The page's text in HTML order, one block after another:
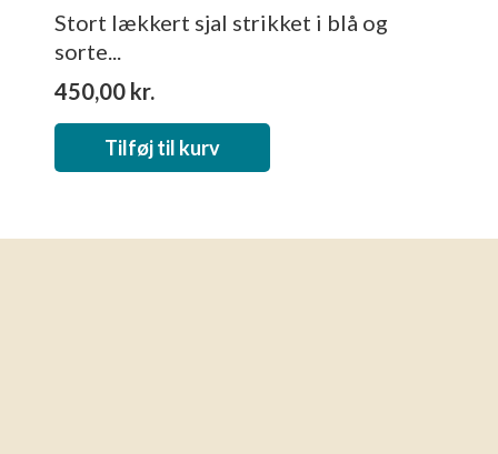
Stort lækkert sjal strikket i blå og
sorte...
450,00 kr.
Tilføj til kurv